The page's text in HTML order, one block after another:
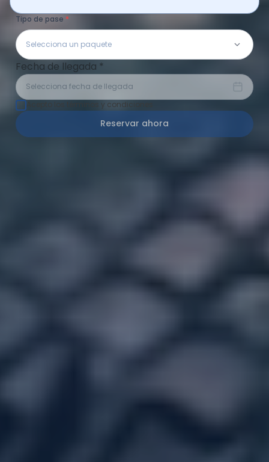
Tipo de pase
Selecciona un paquete
Fecha de llegada *
Selecciona fecha de llegada
Acepto los términos y condiciones
Reservar ahora